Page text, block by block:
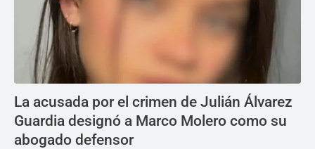
La acusada por el crimen de Julián Álvarez
Guardia designó a Marco Molero como su
abogado defensor